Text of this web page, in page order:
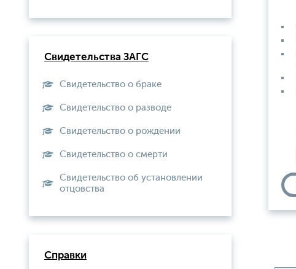
Свидетельства ЗАГС
Свидетельство о браке
Свидетельство о разводе
Свидетельство о рождении
Свидетельство о смерти
Свидетельство об установлении
отцовства
Справки